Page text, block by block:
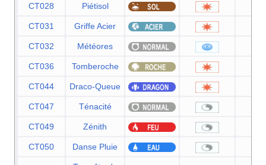
CT028 Piétisol
CT031 Griffe Acier
CT032 Météores
CT036 Tomberoche
CT044 Draco-Queue
CT047 Ténacité
CT049 Zénith
CT050 Danse Pluie